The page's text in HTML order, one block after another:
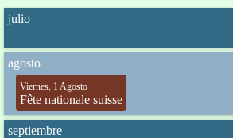
julio
agosto
Viernes, 1 Agosto
Fête nationale suisse
septiembre